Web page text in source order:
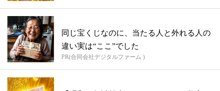
同じ宝くじなのに、当たる人と外れる人の
違い実は“ここ”でした
PR(合同会社デジタルファーム )